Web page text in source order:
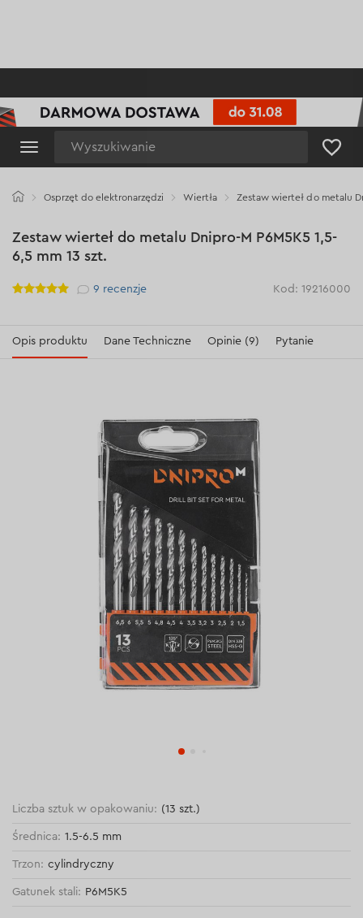
Osprzęt do elektronarzędzi Wiertła Zestaw wierteł do metalu
Zestaw wierteł do metalu Dnipro-M P6M5K5 1,5-
6,5 mm 13 szt.
Рейтинг 9 recenzje Kod: 19216000
Opis produktu Dane Techniczne Opinie (9) Pytanie
Liczba sztuk w opakowaniu: (13 szt.)
Średnica: 1.5-6.5 mm
Trzon: cylindryczny
Gatunek stali: P6M5K5